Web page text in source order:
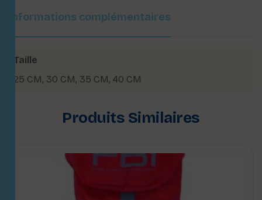
Informations complémentaires
Taille
25 CM, 30 CM, 35 CM, 40 CM
Produits Similaires